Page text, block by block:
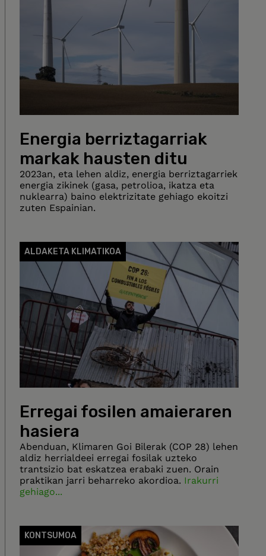
Energia berriztagarriak
markak hausten ditu
2023an, eta lehen aldiz, energia berriztagarriek
energia zikinek (gasa, petrolioa, ikatza eta
nuklearra) baino elektrizitate gehiago ekoitzi
zuten Espainian.
ALDAKETA KLIMATIKOA
Erregai fosilen amaieraren
hasiera
Abenduan, Klimaren Goi Bilerak (COP 28) lehen
aldiz herrialdeei erregai fosilak uzteko
trantsizio bat eskatzea erabaki zuen. Orain
praktikan jarri beharreko akordioa. Irakurri
gehiago...
KONTSUMOA